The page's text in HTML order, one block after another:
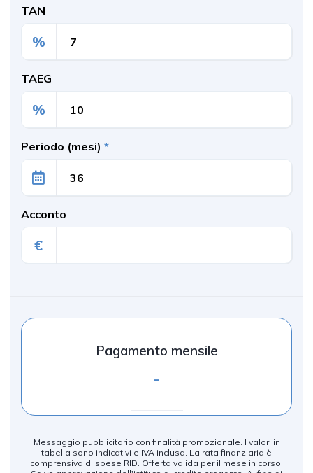
TAN
%
TAEG
%
Periodo (mesi) *
Acconto
€
Pagamento mensile
-
Messaggio pubblicitario con finalità promozionale. I valori in
tabella sono indicativi e IVA inclusa. La rata finanziaria è
comprensiva di spese RID. Offerta valida per il mese in corso.